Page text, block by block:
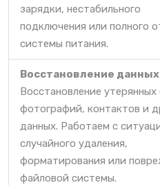
зарядки, нестабильного
подключения или полного
системы питания.
Восстановление данных
Восстановление
фотографий, контактов и
данных. Работаем с
случайного удаления,
форматирования или
файловой системы.